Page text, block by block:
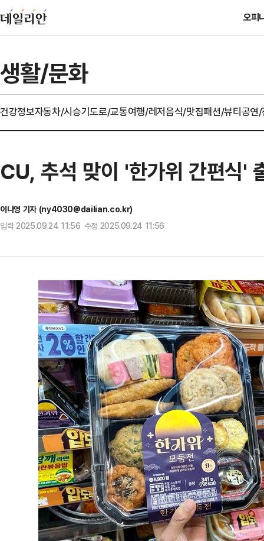
오피
생활/문화
건강정보자동차/시승기도로/교통여행/레저음식/맛집패션/뷰티공연
CU, 추석 맞이 '한가위 간편식'
이나영 기자 (ny4030@dailian.co.kr)
입력 2025.09.24 11:56 수정 2025.09.24 11:56